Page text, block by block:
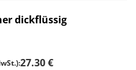
dickflüssig
27.30 €